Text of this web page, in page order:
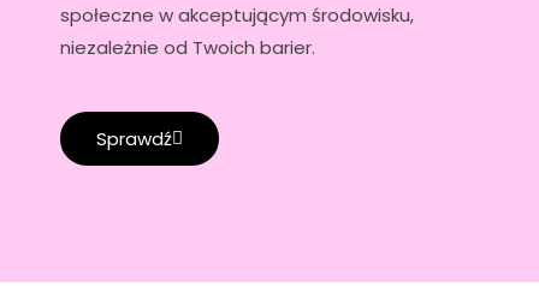
społeczne w akceptującym środowisku,
niezależnie od Twoich barier.
Sprawdź